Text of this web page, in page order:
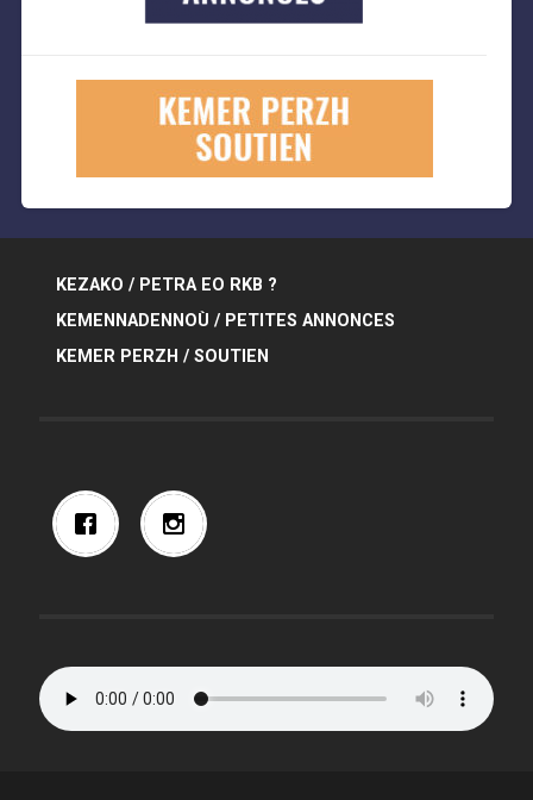
KEZAKO / PETRA EO RKB ?
KEMENNADENNOÙ / PETITES ANNONCES
KEMER PERZH / SOUTIEN